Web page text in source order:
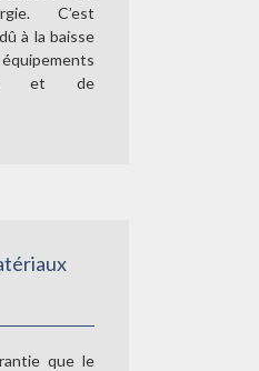
C’est
à la baisse
et de
que le